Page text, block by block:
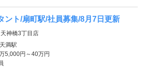
ント/扇町駅/社員募集/8月7日更新
神橋3丁目店
満駅
5,000円～40万円